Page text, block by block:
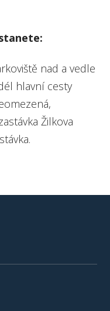
nad a vedle
hlavní cesty
Žilkova